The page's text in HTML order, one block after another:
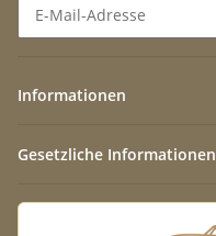
Informationen
Gesetzliche Informationen